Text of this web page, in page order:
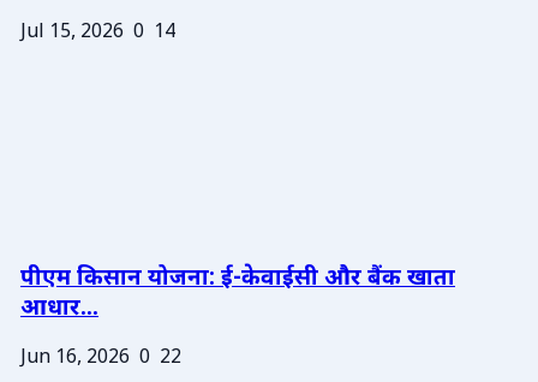
Jul 15, 2026 0 14
पीएम किसान योजना: ई-केवाईसी और बैंक खाता
आधार...
Jun 16, 2026 0 22